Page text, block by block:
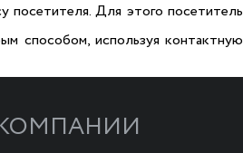
посетителя. Для этого посетитель
способом, используя контактную